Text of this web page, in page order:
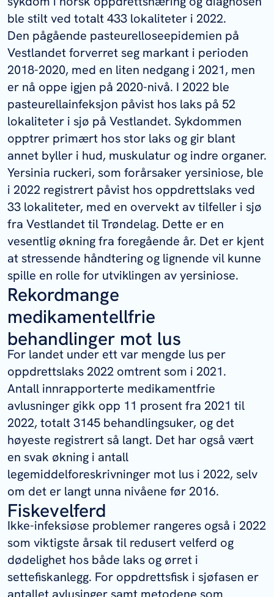
ble stilt ved totalt 433 lokaliteter i 2022.
Den pågående pasteurelloseepidemien på
Vestlandet forverret seg markant i perioden
2018-2020, med en liten nedgang i 2021, men
er nå oppe igjen på 2020-nivå. I 2022 ble
pasteurellainfeksjon påvist hos laks på 52
lokaliteter i sjø på Vestlandet. Sykdommen
opptrer primært hos stor laks og gir blant
annet byller i hud, muskulatur og indre organer.
Yersinia ruckeri, som forårsaker yersiniose, ble
i 2022 registrert påvist hos oppdrettslaks ved
33 lokaliteter, med en overvekt av tilfeller i sjø
fra Vestlandet til Trøndelag. Dette er en
vesentlig økning fra foregående år. Det er kjent
at stressende håndtering og lignende vil kunne
spille en rolle for utviklingen av yersiniose.
Rekordmange
medikamentellfrie
behandlinger mot lus
For landet under ett var mengde lus per
oppdrettslaks 2022 omtrent som i 2021.
Antall innrapporterte medikamentfrie
avlusninger gikk opp 11 prosent fra 2021 til
2022, totalt 3145 behandlingsuker, og det
høyeste registrert så langt. Det har også vært
en svak økning i antall
legemiddelforeskrivninger mot lus i 2022, selv
om det er langt unna nivåene før 2016.
Fiskevelferd
Ikke-infeksiøse problemer rangeres også i 2022
som viktigste årsak til redusert velferd og
dødelighet hos både laks og ørret i
settefiskanlegg. For oppdrettsfisk i sjøfasen er